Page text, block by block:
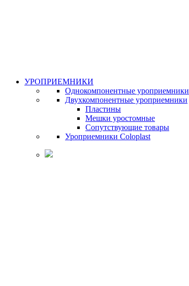
УРОПРИЕМНИКИ
Однокомпонентные уроприемники
Двухкомпонентные уроприемники
Пластины
Мешки уростомные
Сопутствующие товары
Уроприемники Coloplast